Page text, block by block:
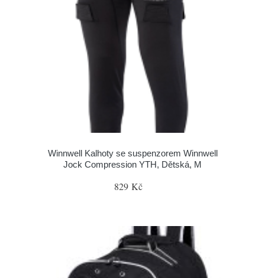
Winnwell Kalhoty se suspenzorem Winnwell
Jock Compression YTH, Dětská, M
829 Kč